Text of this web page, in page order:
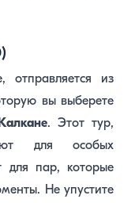
отправляется из
вы выберете
. Этот тур,
для особых
для пар, которые
Не упустите